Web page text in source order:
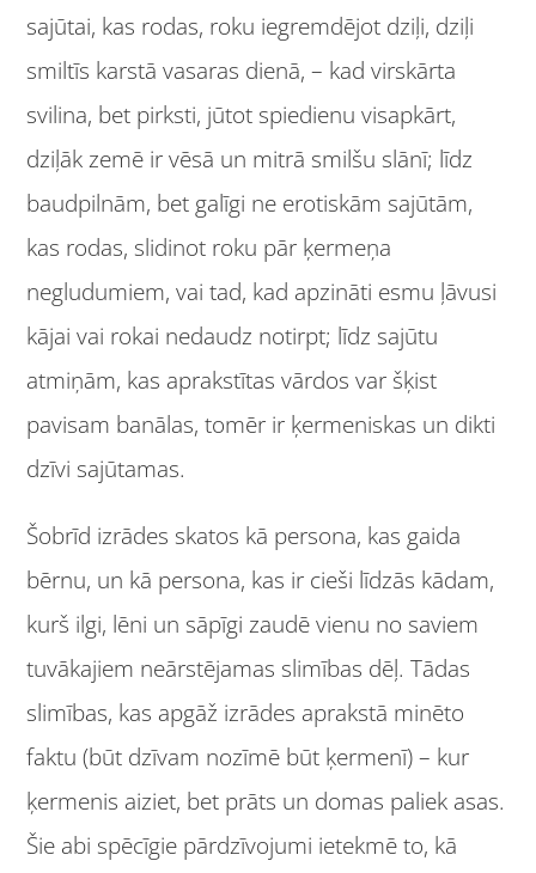
sajūtai, kas rodas, roku iegremdējot dziļi, dziļi
smiltīs karstā vasaras dienā, – kad virskārta
svilina, bet pirksti, jūtot spiedienu visapkārt,
dziļāk zemē ir vēsā un mitrā smilšu slānī; līdz
baudpilnām, bet galīgi ne erotiskām sajūtām,
kas rodas, slidinot roku pār ķermeņa
negludumiem, vai tad, kad apzināti esmu ļāvusi
kājai vai rokai nedaudz notirpt; līdz sajūtu
atmiņām, kas aprakstītas vārdos var šķist
pavisam banālas, tomēr ir ķermeniskas un dikti
dzīvi sajūtamas.
Šobrīd izrādes skatos kā persona, kas gaida
bērnu, un kā persona, kas ir cieši līdzās kādam,
kurš ilgi, lēni un sāpīgi zaudē vienu no saviem
tuvākajiem neārstējamas slimības dēļ. Tādas
slimības, kas apgāž izrādes aprakstā minēto
faktu (būt dzīvam nozīmē būt ķermenī) – kur
ķermenis aiziet, bet prāts un domas paliek asas.
Šie abi spēcīgie pārdzīvojumi ietekmē to, kā